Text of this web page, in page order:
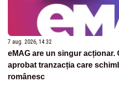
7 aug. 2026, 14:32
eMAG are un singur acționar.
aprobat tranzacția care
românesc